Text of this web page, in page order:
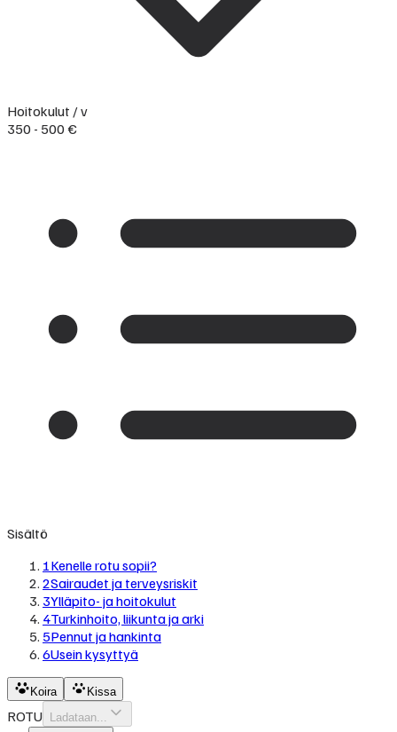
Hoitokulut / v
350 - 500 €
Sisältö
1Kenelle rotu sopii?
2Sairaudet ja terveysriskit
3Ylläpito- ja hoitokulut
4Turkinhoito, liikunta ja arki
5Pennut ja hankinta
6Usein kysyttyä
Koira Kissa
ROTU Ladataan...